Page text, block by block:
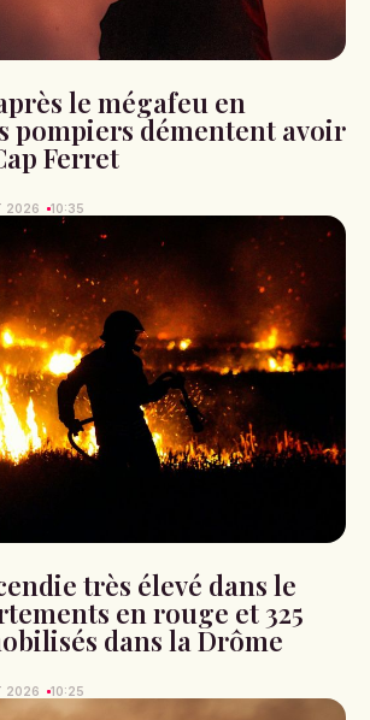
le mégafeu en
pompiers démentent avoir
Ferret
2026 10:35
très élevé dans le
en rouge et 325
dans la Drôme
2026 10:25